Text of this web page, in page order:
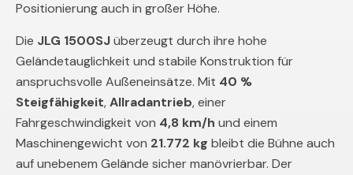
Positionierung auch in großer Höhe.
Die JLG 1500SJüberzeugt durch ihre hohe
Geländetauglichkeit und stabile Konstruktion für
anspruchsvolle Außeneinsätze. Mit 40 %
Steigfähigkeit,Allradantrieb, einer
Fahrgeschwindigkeit von 4,8 km/h und einem
Maschinengewicht von 21.772 kg bleibt die Bühne auch
auf unebenem Gelände sicher manövrierbar. Der